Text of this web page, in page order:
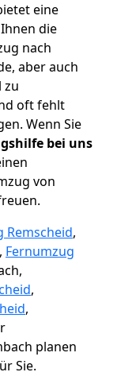
eine
die
nach
aber auch
zu
oft fehlt
Wenn Sie
bei uns
von
Remscheid,
, Fernumzug
,
,
planen
Sie.